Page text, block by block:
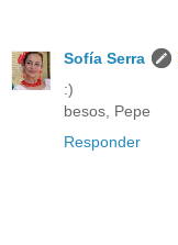
Sofía Serra
:)
besos, Pepe
Responder